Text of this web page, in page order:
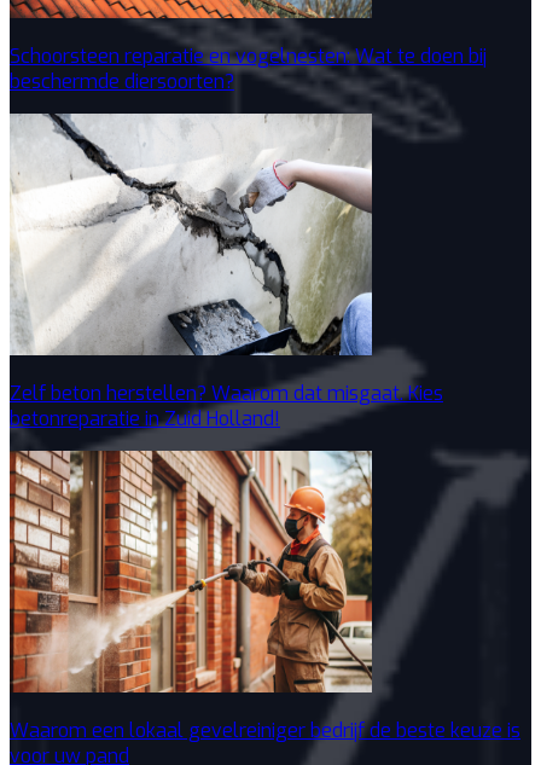
Schoorsteen reparatie en vogelnesten: Wat te doen bij
beschermde diersoorten?
Zelf beton herstellen? Waarom dat misgaat. Kies
betonreparatie in Zuid Holland!
Waarom een lokaal gevelreiniger bedrijf de beste keuze is
voor uw pand